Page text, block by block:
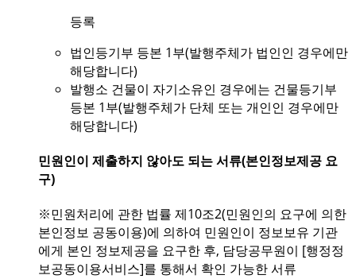
등록
법인등기부 등본 1부(발행주체가 법인인 경우에만
해당합니다)
발행소 건물이 자기소유인 경우에는 건물등기부
등본 1부(발행주체가 단체 또는 개인인 경우에만
해당합니다)
민원인이 제출하지 않아도 되는 서류(본인정보제공 요
구)
※민원처리에 관한 법률 제10조2(민원인의 요구에 의한
본인정보 공동이용)에 의하여 민원인이 정보보유 기관
에게 본인 정보제공을 요구한 후, 담당공무원이 [행정정
보공동이용서비스]를 통해서 확인 가능한 서류